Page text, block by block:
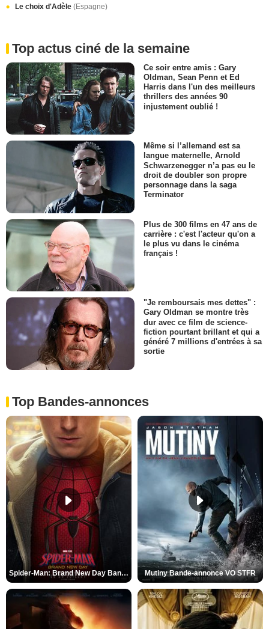
Le choix d'Adèle (Espagne)
Top actus ciné de la semaine
Ce soir entre amis : Gary
Oldman, Sean Penn et Ed
Harris dans l'un des meilleurs
thrillers des années 90
injustement oublié !
Même si l’allemand est sa
langue maternelle, Arnold
Schwarzenegger n’a pas eu le
droit de doubler son propre
personnage dans la saga
Terminator
Plus de 300 films en 47 ans de
carrière : c'est l'acteur qu'on a
le plus vu dans le cinéma
français !
"Je remboursais mes dettes" :
Gary Oldman se montre très
dur avec ce film de science-
fiction pourtant brillant et qui a
généré 7 millions d'entrées à sa
sortie
Top Bandes-annonces
Spider-Man: Brand New Day Bande-annonce VO STFR Mutiny Bande-annonce VO STFR